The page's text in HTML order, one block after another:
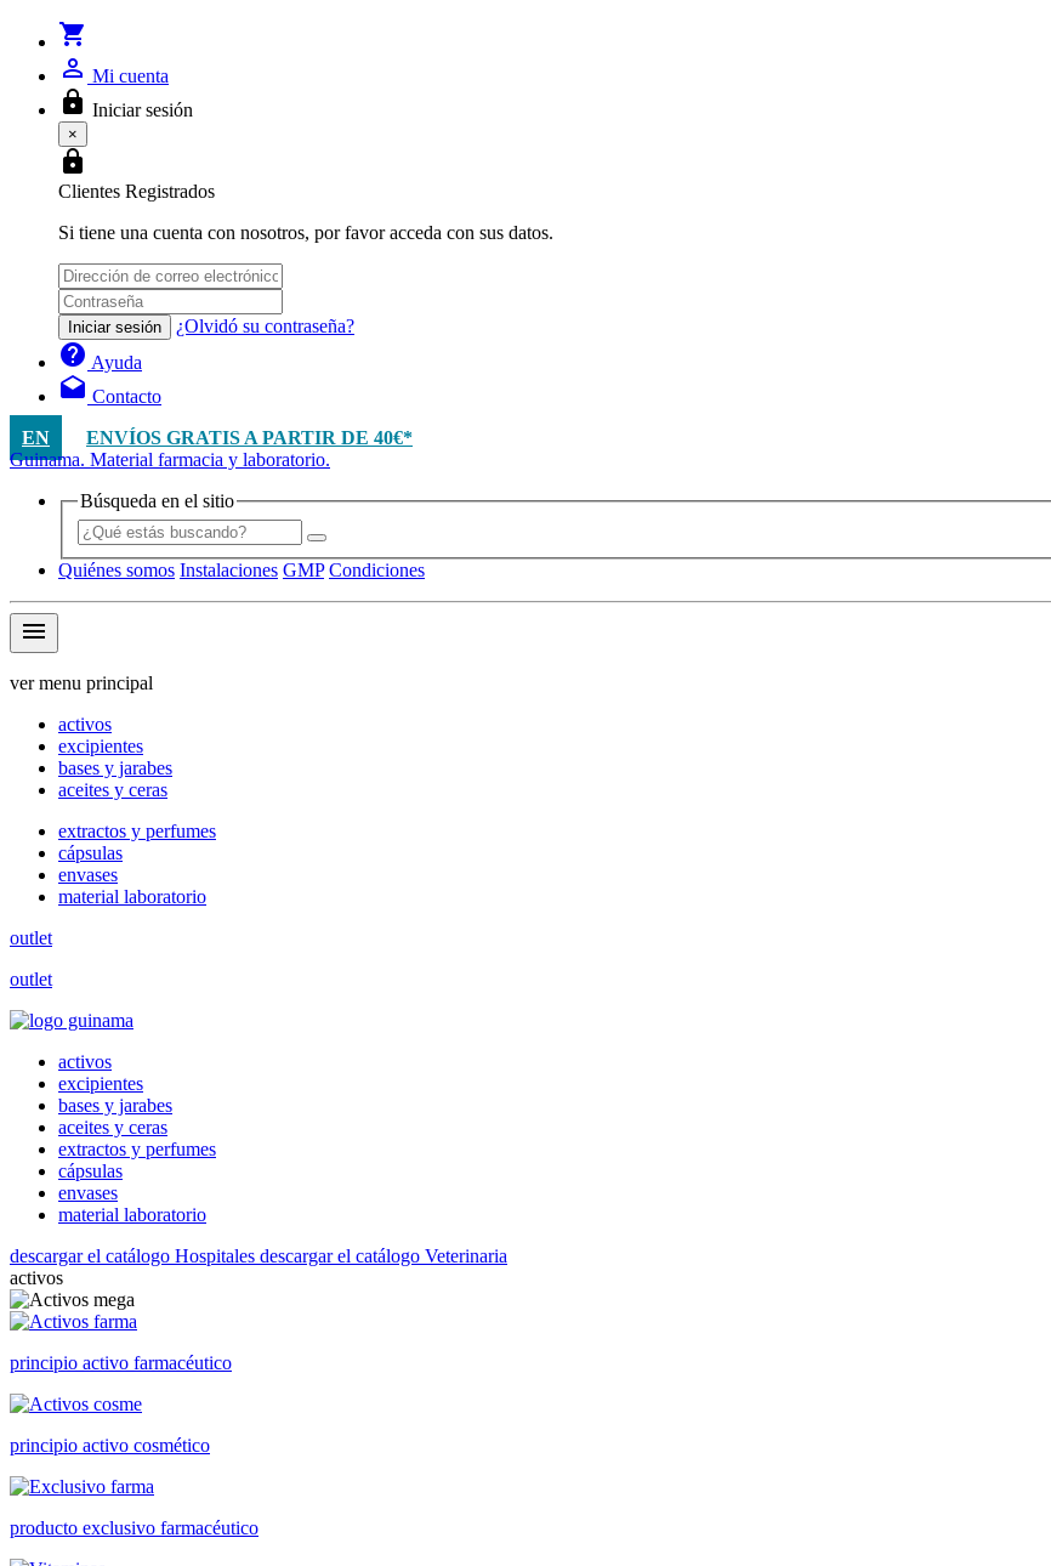
shopping_cart
person_outline Mi cuenta
lock Iniciar sesión
×
lock
Clientes Registrados
Si tiene una cuenta con nosotros, por favor acceda con sus datos.
Iniciar sesión ¿Olvidó su contraseña?
help Ayuda
drafts Contacto
EN
ENVÍOS GRATIS A PARTIR DE 40€*
Guinama. Material farmacia y laboratorio.
Búsqueda en el sitio
Quiénes somos Instalaciones GMP Condiciones
menu
ver menu principal
activos
excipientes
bases y jarabes
aceites y ceras
extractos y perfumes
cápsulas
envases
material laboratorio
outlet
outlet
activos
excipientes
bases y jarabes
aceites y ceras
extractos y perfumes
cápsulas
envases
material laboratorio
descargar el catálogo Hospitales descargar el catálogo Veterinaria
activos
principio activo farmacéutico
principio activo cosmético
producto exclusivo farmacéutico